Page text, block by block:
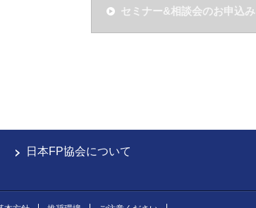
セミナー&相談会のお申込み
日本FP協会について